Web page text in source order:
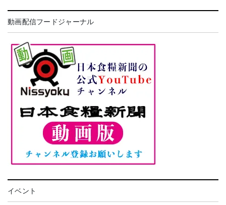
動画配信フードジャーナル
イベント